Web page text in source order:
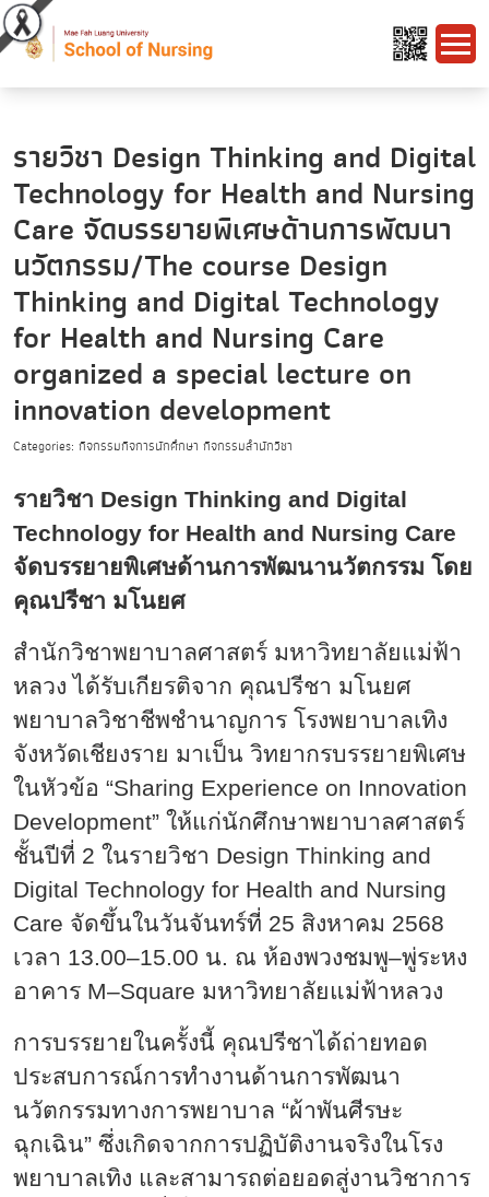
รายวิชา Design Thinking and Digital
Technology for Health and Nursing
Care จัดบรรยายพิเศษด้านการพัฒนา
นวัตกรรม/The course Design
Thinking and Digital Technology
for Health and Nursing Care
organized a special lecture on
innovation development
Categories: กิจกรรมกิจการนักศึกษา กิจกรรมสำนักวิชา
รายวิชา Design Thinking and Digital
Technology for Health and Nursing Care
จัดบรรยายพิเศษด้านการพัฒนานวัตกรรม โดย
คุณปรีชา มโนยศ
สำนักวิชาพยาบาลศาสตร์ มหาวิทยาลัยแม่ฟ้า
หลวง ได้รับเกียรติจาก คุณปรีชา มโนยศ
พยาบาลวิชาชีพชำนาญการ โรงพยาบาลเทิง
จังหวัดเชียงราย มาเป็น วิทยากรบรรยายพิเศษ
ในหัวข้อ “Sharing Experience on Innovation
Development” ให้แก่นักศึกษาพยาบาลศาสตร์
ชั้นปีที่ 2 ในรายวิชา Design Thinking and
Digital Technology for Health and Nursing
Care จัดขึ้นในวันจันทร์ที่ 25 สิงหาคม 2568
เวลา 13.00–15.00 น. ณ ห้องพวงชมพู–พู่ระหง
อาคาร M–Square มหาวิทยาลัยแม่ฟ้าหลวง
การบรรยายในครั้งนี้ คุณปรีชาได้ถ่ายทอด
ประสบการณ์การทำงานด้านการพัฒนา
นวัตกรรมทางการพยาบาล “ผ้าพันศีรษะ
ฉุกเฉิน” ซึ่งเกิดจากการปฏิบัติงานจริงในโรง
พยาบาลเทิง และสามารถต่อยอดสู่งานวิชาการ